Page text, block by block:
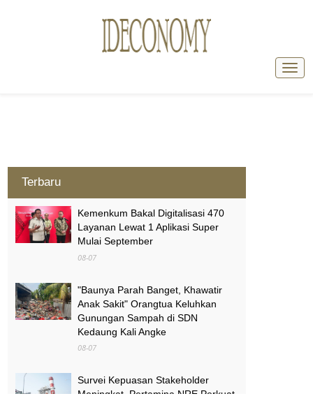
Terbaru
Kemenkum Bakal Digitalisasi 470
Layanan Lewat 1 Aplikasi Super
Mulai September
08-07
"Baunya Parah Banget, Khawatir
Anak Sakit" Orangtua Keluhkan
Gunungan Sampah di SDN
Kedaung Kali Angke
08-07
Survei Kepuasan Stakeholder
Meningkat, Pertamina NRE Perkuat